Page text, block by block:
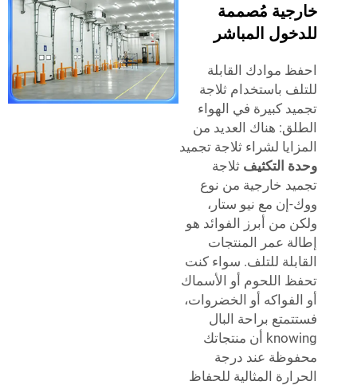
مُصممة
المباشر
موادك القابلة
باستخدام ثلاجة
كبيرة في الهواء
هناك العديد من
لشراء ثلاجة تجميد
التكثيفثلاجة
خارجية من نوع
مع نيو ستار،
من أبرز الفوائد هو
عمر المنتجات
للتلف. سواء كنت
اللحوم أو الأسماك
أو الخضروات،
براحة البال
knowing أن منتجاتك
عند درجة
المثالية للحفاظ